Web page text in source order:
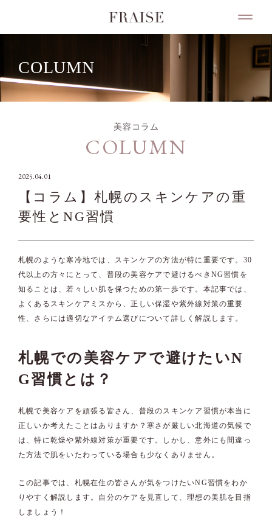
COLUMN
美容コラム
COLUMN
2025.04.01
【コラム】札幌のスキンケアの重
要性とNG習慣
札幌のような寒冷地では、スキンケアの方法が特に重要です。30
代以上の方々にとって、普段の美容ケアで避けるべきNG習慣を
知ることは、若々しい肌を保つための第一歩です。本記事では、
よくあるスキンケアミスから、正しい保湿や紫外線対策の重要
性、さらには適切なアイテム選びについて詳しく解説します。
札幌での美容ケアで避けたいN
G習慣とは？
札幌で美容ケアを頑張る皆さん、普段のスキンケア習慣が本当に
正しいか考えたことはありますか？寒さが厳しい北海道の気候で
は、特に乾燥や紫外線対策が重要です。しかし、意外にも間違っ
た方法で肌をいたわっている場合も少なくありません。
この記事では、札幌在住の皆さんが気をつけたいNG習慣をわか
りやすく解説します。自分のケアを見直して、理想の美肌を目指
しましょう！